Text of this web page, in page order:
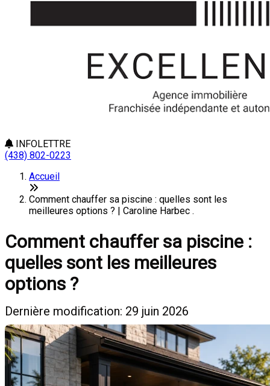
INFOLETTRE
(438) 802-0223
Accueil
Comment chauffer sa piscine : quelles sont les
meilleures options ? | Caroline Harbec .
Comment chauffer sa piscine :
quelles sont les meilleures
options ?
Dernière modification: 29 juin 2026